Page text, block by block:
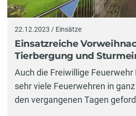
22.12.2023 / Einsätze
Einsatzreiche
Tierbergung und
Auch die Freiwillige Feuerwehr
sehr viele Feuerwehren in
den vergangenen Tagen